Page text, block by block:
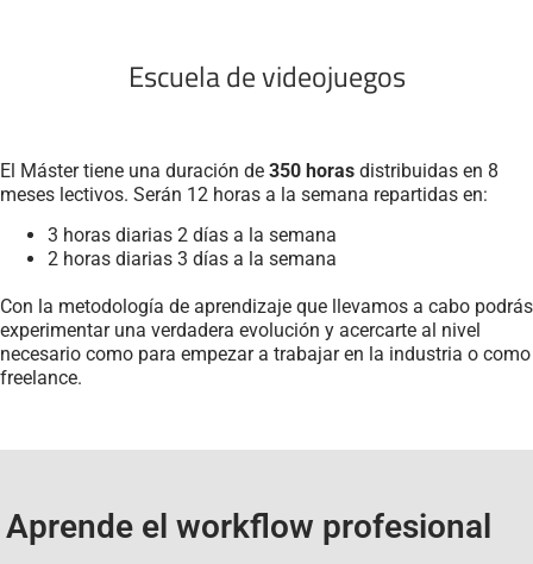
Escuela de videojuegos
El Máster tiene una duración de 350 horas distribuidas en 8
meses lectivos. Serán 12 horas a la semana repartidas en:
3 horas diarias 2 días a la semana
2 horas diarias 3 días a la semana
Con la metodología de aprendizaje que llevamos a cabo podrás
experimentar una verdadera evolución y acercarte al nivel
necesario como para empezar a trabajar en la industria o como
freelance.
Aprende el workflow profesional